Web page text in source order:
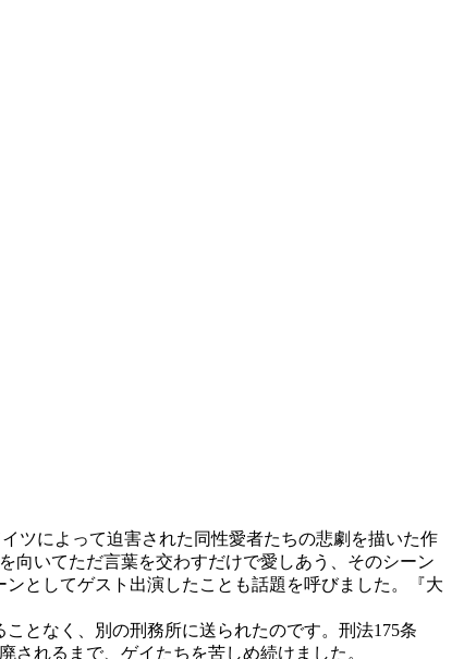
ツによって迫害された同性愛者たちの悲劇を描いた作
向いてただ言葉を交わすだけで愛しあう、そのシーン
としてゲスト出演したことも話題を呼びました。『大
となく、別の刑務所に送られたのです。刑法175条
されるまで、ゲイたちを苦しめ続けました。